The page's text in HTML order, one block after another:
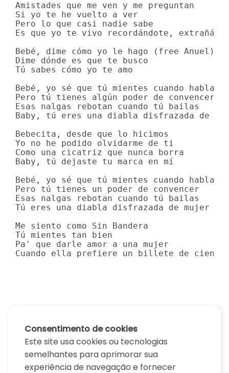
Amistades que me ven y me preguntan
Si yo te he vuelto a ver
Pero lo que casi nadie sabe
Es que yo te vivo recordándote,
Bebé, dime cómo yo le hago (free Anuel)
Dime dónde es que te busco
Tú sabes cómo yo te amo
Bebé, yo sé que tú mientes cuando hablas
Pero tú tienes algún poder de convencer
Esas nalgas rebotan cuando tú bailas
Baby, tú eres una diabla disfrazada de
Bebecita, desde que lo hicimos
Yo no he podido olvidarme de ti
Como una cicatriz que nunca borra
Baby, tú dejaste tu marca en mí
Bebé, yo sé que tú mientes cuando hablas
Pero tú tienes un poder de convencer
Esas nalgas rebotan cuando tú bailas
Tú eres una diabla disfrazada de mujer
Me siento como Sin Bandera
Tú mientes tan bien
Pa' que darle amor a una mujer
Cuando ella prefiere un billete de cien
Consentimento de cookies
Este site usa cookies ou tecnologias
semelhantes para aprimorar sua
experiência de navegação e fornecer